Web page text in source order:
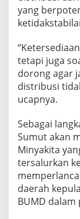
yang
tetapi juga
dorong agar
distribusi
ucapnya.
Sebagai
Sumut akan
Minyakita
tersalurkan
daerah
BUMD dalam